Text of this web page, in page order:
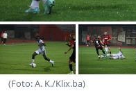
(Foto: A. K./Klix.ba)